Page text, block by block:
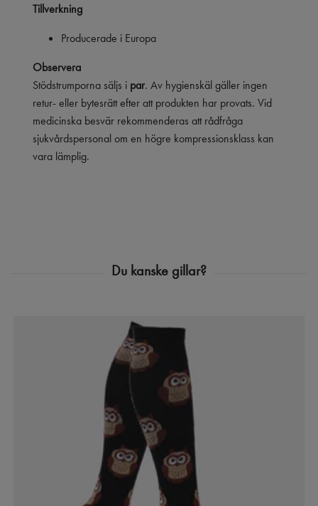
Tillverkning
Producerade i Europa
Observera
Stödstrumporna säljs i par. Av hygienskäl gäller ingen
retur- eller bytesrätt efter att produkten har provats. Vid
medicinska besvär rekommenderas att rådfråga
sjukvårdspersonal om en högre kompressionsklass kan
vara lämplig.